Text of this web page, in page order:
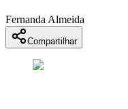
Fernanda Almeida
Compartilhar